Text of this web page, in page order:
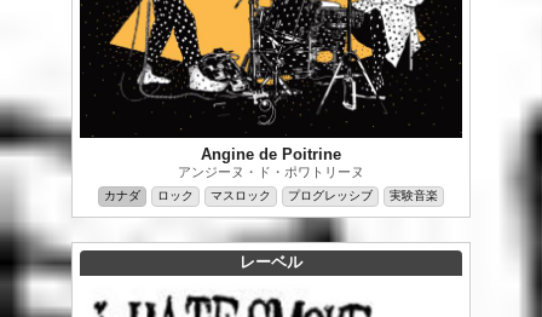
Angine de Poitrine
アンジーヌ・ド・ポワトリーヌ
カナダ ロック マスロック プログレッシブ 実験音楽
レーベル